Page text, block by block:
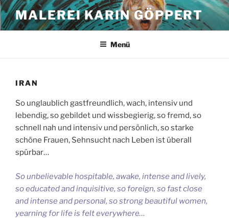
Zum
Inhalt
springen
MALEREI KARIN GÖPPERT
Menü
IRAN
So unglaublich gastfreundlich, wach, intensiv und
lebendig, so gebildet und wissbegierig, so fremd, so
schnell nah und intensiv und persönlich, so starke
schöne Frauen, Sehnsucht nach Leben ist überall
spürbar…
So unbelievable hospitable, awake, intense and lively,
so educated and inquisitive, so foreign, so fast close
and intense and personal, so strong beautiful women,
yearning for life is felt everywhere…